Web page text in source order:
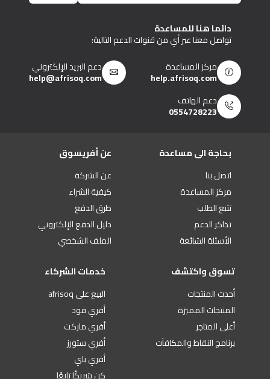
دائما هنا للمساعدة
تواصل معنا عبر أي من قنوات الدعم التالية:
مركز المساعدة
help.afrisoq.com
دعم البريد الإلكتروني
help@afrisoq.com
دعم الهاتف
0554728223
بحاجة الى مساعدة
اتصل بنا
مركز المساعدة
تتبع الطلب
تذاكر الدعم
الأسئلة الشائعة
عن أفريسوق
عن الشركة
كيفية الشراء
طرق الدفع
دليل الدفع الإلكتروني
الملف الشخصي
تسوق واكتشف
أحدث المنتجات
المنتجات المميزة
أعلى المتاجر
برنامج النقاط والمكافآت
خدمات الشركاء
البيع على afrisoq
أفري فود
أفري ماركت
أفري ستورز
أفري باي
كن شريكًا تابعًا